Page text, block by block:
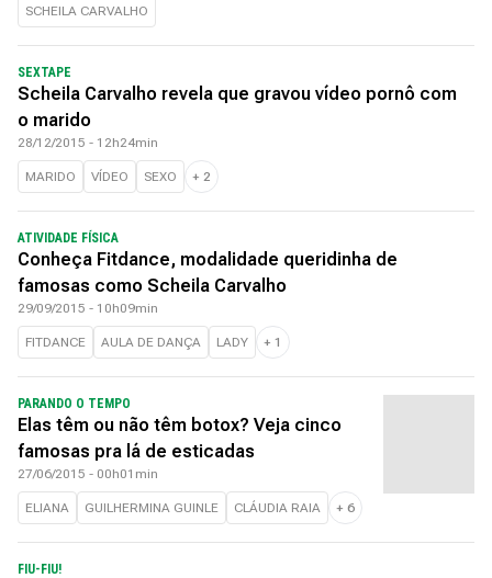
SCHEILA CARVALHO
SEXTAPE
Scheila Carvalho revela que gravou vídeo pornô com
o marido
28/12/2015 - 12h24min
MARIDO VÍDEO SEXO + 2
ATIVIDADE FÍSICA
Conheça Fitdance, modalidade queridinha de
famosas como Scheila Carvalho
29/09/2015 - 10h09min
FITDANCE AULA DE DANÇA LADY + 1
PARANDO O TEMPO
Elas têm ou não têm botox? Veja cinco
famosas pra lá de esticadas
27/06/2015 - 00h01min
ELIANA GUILHERMINA GUINLE CLÁUDIA RAIA + 6
FIU-FIU!